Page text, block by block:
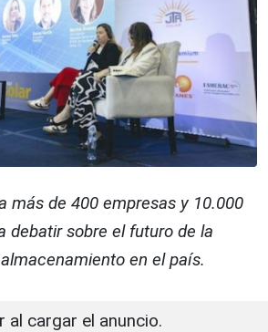
más de 400 empresas y 10.000
debatir sobre el futuro de la
en el país.
al cargar el anuncio.